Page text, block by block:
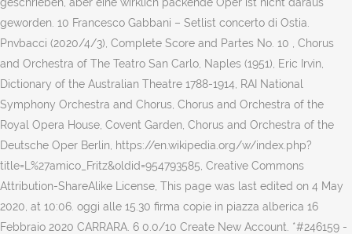
, Chorus
and Orchestra of The Teatro San Carlo, Naples (1951), Eric Irvin,
Dictionary of the Australian Theatre 1788-1914, RAI National
Symphony Orchestra and Chorus, Chorus and Orchestra of the
Royal Opera House, Covent Garden, Chorus and Orchestra of the
Deutsche Oper Berlin, https://en.wikipedia.org/w/index.php?
title=L%27amico_Fritz&oldid=954793585, Creative Commons
Attribution-ShareAlike License, This page was last edited on 4 May
2020, at 10:06. oggi alle 15.30 firma copie in piazza alberica 16
Febbraio 2020 CARRARA. 6 0.0/10 Create New Account. *#246159 -